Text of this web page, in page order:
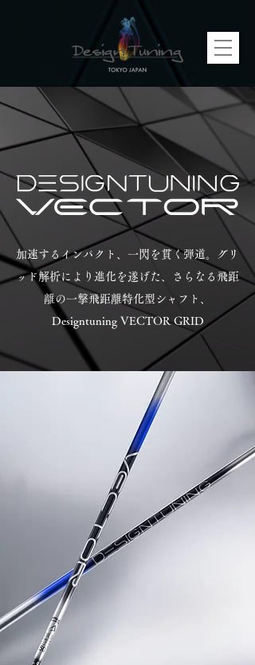
加速するインパクト、一閃を貫く弾道。グリ
ッド解析により進化を遂げた、さらなる飛距
離の一撃飛距離特化型シャフト、
Designtuning VECTOR GRID